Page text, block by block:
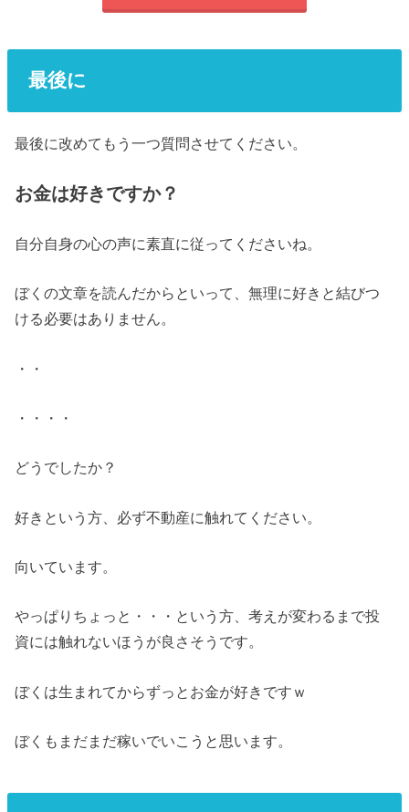
最後に
最後に改めてもう一つ質問させてください。
お金は好きですか？
自分自身の心の声に素直に従ってくださいね。
ぼくの文章を読んだからといって、無理に好きと結びつ
ける必要はありません。
・・
・・・・
どうでしたか？
好きという方、必ず不動産に触れてください。
向いています。
やっぱりちょっと・・・という方、考えが変わるまで投
資には触れないほうが良さそうです。
ぼくは生まれてからずっとお金が好きですｗ
ぼくもまだまだ稼いでいこうと思います。